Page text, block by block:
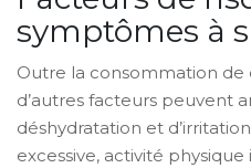
symptômes à
Outre la consommation de
d’autres facteurs peuvent
déshydratation et
excessive, activité